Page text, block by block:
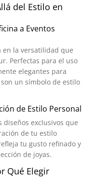
del Estilo en
a Eventos
en la versatilidad que
Perfectas para el uso
elegantes para
un símbolo de estilo
de Estilo Personal
diseños exclusivos que
de tu estilo
tu gusto refinado y
de joyas.
Qué Elegir